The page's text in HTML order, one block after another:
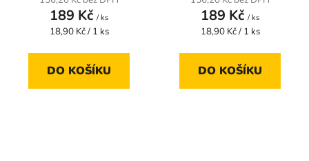
189 Kč / ks
Měrná
18,90 Kč / 1 ks
DO KOŠÍKU
189 Kč / ks
Měrná
18,90 Kč / 1 ks
DO KOŠÍKU